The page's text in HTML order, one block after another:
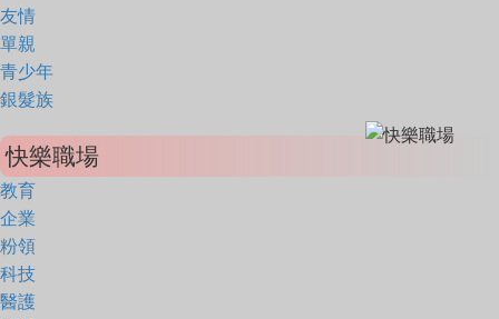
友情
單親
青少年
銀髮族
快樂職場
教育
企業
粉領
科技
醫護